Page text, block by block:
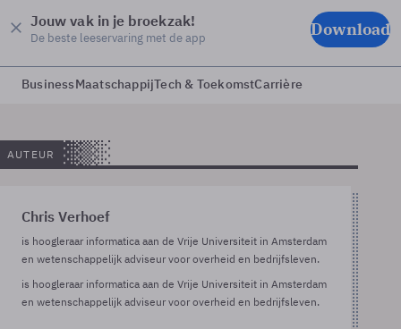
Jouw vak in je broekzak!
De beste leeservaring met de app Download
BusinessMaatschappijTech & ToekomstCarrière
AUTEUR
Chris Verhoef
is hoogleraar informatica aan de Vrije Universiteit in Amsterdam
en wetenschappelijk adviseur voor overheid en bedrijfsleven.
is hoogleraar informatica aan de Vrije Universiteit in Amsterdam
en wetenschappelijk adviseur voor overheid en bedrijfsleven.